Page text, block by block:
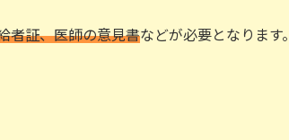
者証、医師の意見書などが必要となります。